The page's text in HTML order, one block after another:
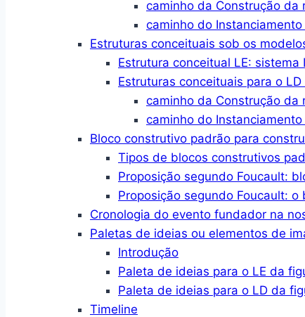
caminho da Construção da
caminho do
Estruturas conceituais sob os
Estrutura conceitual LE:
Estruturas conceituais para o
caminho da Construção da
caminho do
Bloco construtivo padrão para
Tipos de blocos construtivos
Proposição segundo Foucault:
Proposição segundo Foucault:
Cronologia do evento fundador na
Paletas de ideias ou elementos de
Introdução
Paleta de ideias para o LE da
Paleta de ideias para o LD da
Timeline